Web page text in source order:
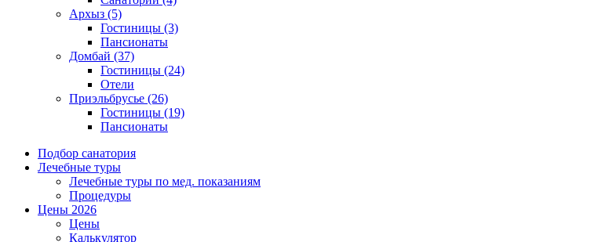
Архыз (5)
Гостиницы (3)
Пансионаты
Домбай (37)
Гостиницы (24)
Отели
Приэльбрусье (26)
Гостиницы (19)
Пансионаты
Подбор санатория
Лечебные туры
Лечебные туры по мед. показаниям
Процедуры
Цены 2026
Цены
Калькулятор